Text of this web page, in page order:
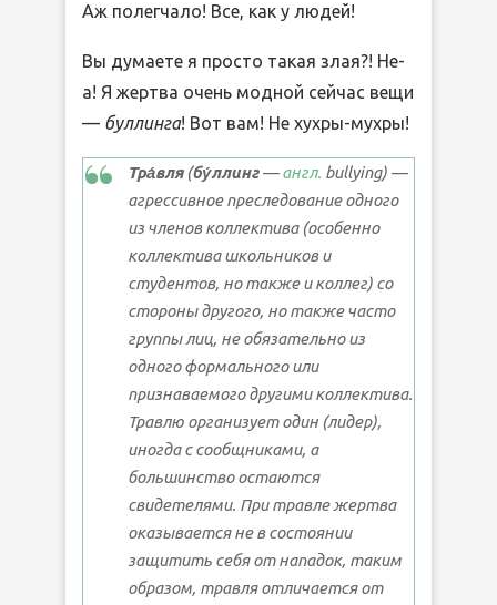
Аж полегчало! Все, как у людей!
Вы думаете я просто такая злая?! Не-
а! Я жертва очень модной сейчас вещи
— буллинга! Вот вам! Не хухры-мухры!
Тра́вля(бу́ллинг—англ. bullying) —
агрессивное преследование одного
из членов коллектива (особенно
коллектива школьников и
студентов, но также и коллег) со
стороны другого, но также часто
группы лиц, не обязательно из
одного формального или
признаваемого другими коллектива.
Травлю организует один (лидер),
иногда с сообщниками, а
большинство остаются
свидетелями. При травле жертва
оказывается не в состоянии
защитить себя от нападок, таким
образом, травля отличается от